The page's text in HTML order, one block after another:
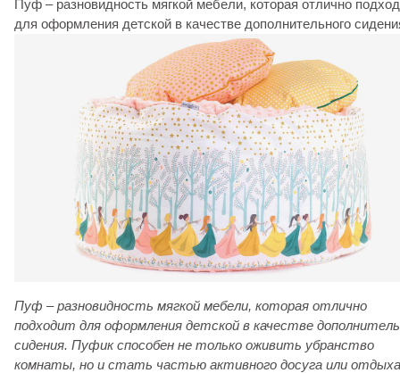
Пуф – разновидность мягкой мебели, которая отлично
для оформления детской в качестве дополнительного
Пуф – разновидность мягкой мебели, которая отлично
подходит для оформления детской в качестве
сидения. Пуфик способен не только оживить убранство
комнаты, но и стать частью активного досуга или отдыха